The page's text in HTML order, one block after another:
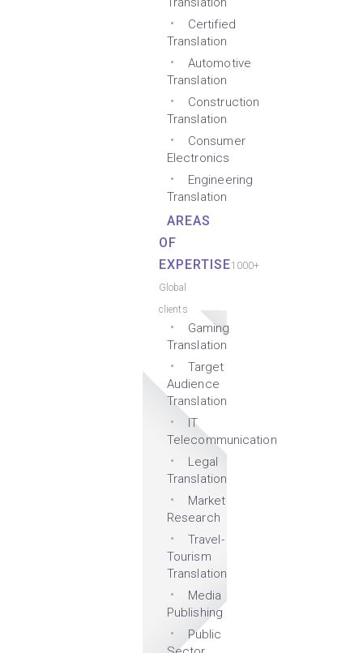
Certified
Translation
Automotive
Translation
Construction
Translation
Consumer
Electronics
Engineering
Translation
AREAS
OF
EXPERTISE1000+
Global
clients
Gaming
Translation
Target
Audience
Translation
IT
Telecommunication
Legal
Translation
Market
Research
Travel-
Tourism
Translation
Media
Publishing
Public